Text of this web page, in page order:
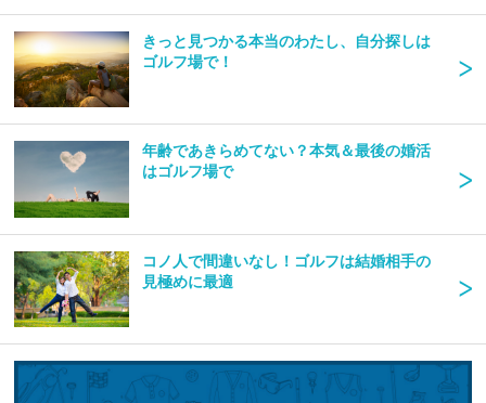
きっと見つかる本当のわたし、自分探しは
ゴルフ場で！
年齢であきらめてない？本気＆最後の婚活
はゴルフ場で
コノ人で間違いなし！ゴルフは結婚相手の
見極めに最適